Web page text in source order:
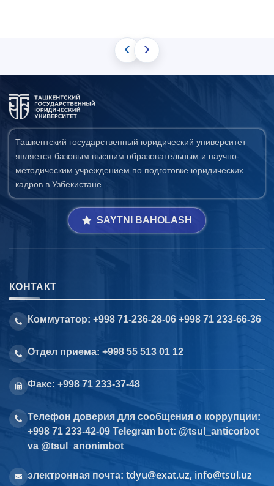
‹ ›
Ташкентский государственный юридический университет
является базовым высшим образовательным и научно-
методическим учреждением по подготовке юридических
кадров в Узбекистане.
SAYTNI BAHOLASH
КОНТАКТ
Коммутатор: +998 71-236-28-06 +998 71 233-66-36
Отдел приема: +998 55 513 01 12
Факс: +998 71 233-37-48
Телефон доверия для сообщения о коррупции:
+998 71 233-42-09 Telegram bot: @tsul_anticorbot
va @tsul_anonimbot
электронная почта: tdyu@exat.uz, info@tsul.uz